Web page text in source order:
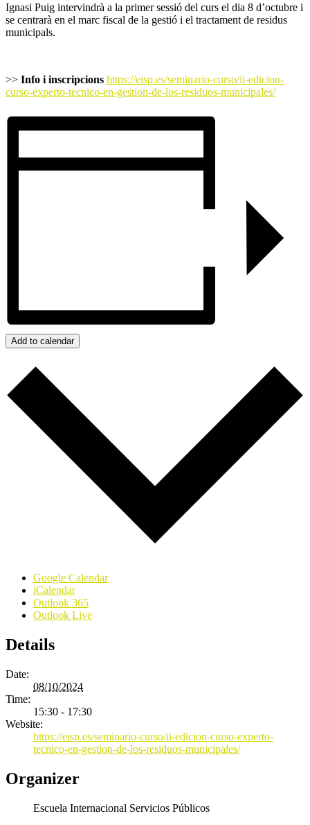
Ignasi Puig intervindrà a la primer sessió del curs el dia 8 d’octubre i
se centrarà en el marc fiscal de la gestió i el tractament de residus
municipals.
>> Info i inscripcions https://eisp.es/seminario-curso/ii-edicion-
curso-experto-tecnico-en-gestion-de-los-residuos-municipales/
Add to calendar
Google Calendar
iCalendar
Outlook 365
Outlook Live
Details
Date:
08/10/2024
Time:
15:30 - 17:30
Website:
https://eisp.es/seminario-curso/ii-edicion-curso-experto-
tecnico-en-gestion-de-los-residuos-municipales/
Organizer
Escuela Internacional Servicios Públicos